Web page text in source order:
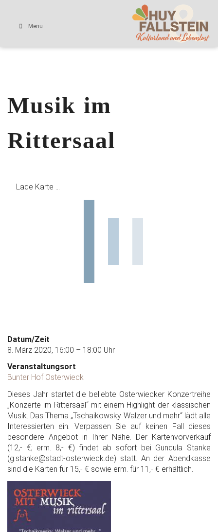
Menu
Musik im
Rittersaal
Lade Karte ...
Datum/Zeit
8. März 2020, 16:00 – 18:00 Uhr
Veranstaltungsort
Bunter Hof Osterwieck
Dieses Jahr startet die beliebte Osterwiecker Konzertreihe
„Konzerte im Rittersaal“ mit einem Highlight der klassischen
Musik. Das Thema „Tschaikowsky Walzer und mehr“ lädt alle
Interessierten ein. Verpassen Sie auf keinen Fall dieses
besondere Angebot in Ihrer Nähe. Der Kartenvorverkauf
(12,- €; erm. 8,- €) findet ab sofort bei Gundula Stanke
(g.stanke@stadt-osterwieck.de) statt. An der Abendkasse
sind die Karten für 15,- € sowie erm. für 11,- € erhältlich.